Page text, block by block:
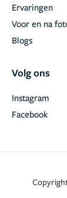
Ervaringen
Voor en na
Blogs
Volg ons
Facebook
Instagram